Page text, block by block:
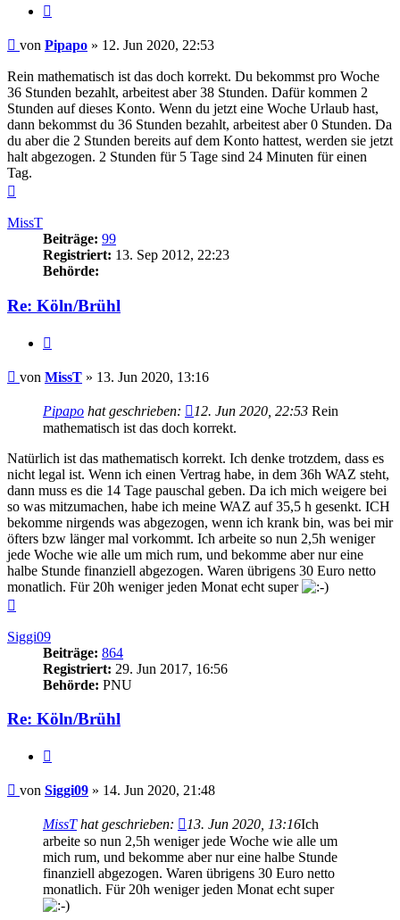
Beitrag
von Pipapo » 12. Jun 2020, 22:53
Rein mathematisch ist das doch korrekt. Du bekommst pro Woche
36 Stunden bezahlt, arbeitest aber 38 Stunden. Dafür kommen 2
Stunden auf dieses Konto. Wenn du jetzt eine Woche Urlaub hast,
dann bekommst du 36 Stunden bezahlt, arbeitest aber 0 Stunden. Da
du aber die 2 Stunden bereits auf dem Konto hattest, werden sie jetzt
halt abgezogen. 2 Stunden für 5 Tage sind 24 Minuten für einen
Tag.
MissT
Beiträge: 99
Registriert: 13. Sep 2012, 22:23
Behörde:
Re: Köln/Brühl
Beitrag
von MissT » 13. Jun 2020, 13:16
Pipapo hat geschrieben: 12. Jun 2020, 22:53 Rein
mathematisch ist das doch korrekt.
Natürlich ist das mathematisch korrekt. Ich denke trotzdem, dass es
nicht legal ist. Wenn ich einen Vertrag habe, in dem 36h WAZ steht,
dann muss es die 14 Tage pauschal geben. Da ich mich weigere bei
so was mitzumachen, habe ich meine WAZ auf 35,5 h gesenkt. ICH
bekomme nirgends was abgezogen, wenn ich krank bin, was bei mir
öfters bzw länger mal vorkommt. Ich arbeite so nun 2,5h weniger
jede Woche wie alle um mich rum, und bekomme aber nur eine
halbe Stunde finanziell abgezogen. Waren übrigens 30 Euro netto
monatlich. Für 20h weniger jeden Monat echt super
Siggi09
Beiträge: 864
Registriert: 29. Jun 2017, 16:56
Behörde: PNU
Re: Köln/Brühl
Beitrag
von Siggi09 » 14. Jun 2020, 21:48
MissThat geschrieben: 13. Jun 2020, 13:16Ich
arbeite so nun 2,5h weniger jede Woche wie alle um
mich rum, und bekomme aber nur eine halbe Stunde
finanziell abgezogen. Waren übrigens 30 Euro netto
monatlich. Für 20h weniger jeden Monat echt super